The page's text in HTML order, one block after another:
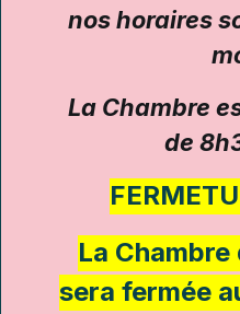
nos horaires
La Chambre
de
La
sera fermée